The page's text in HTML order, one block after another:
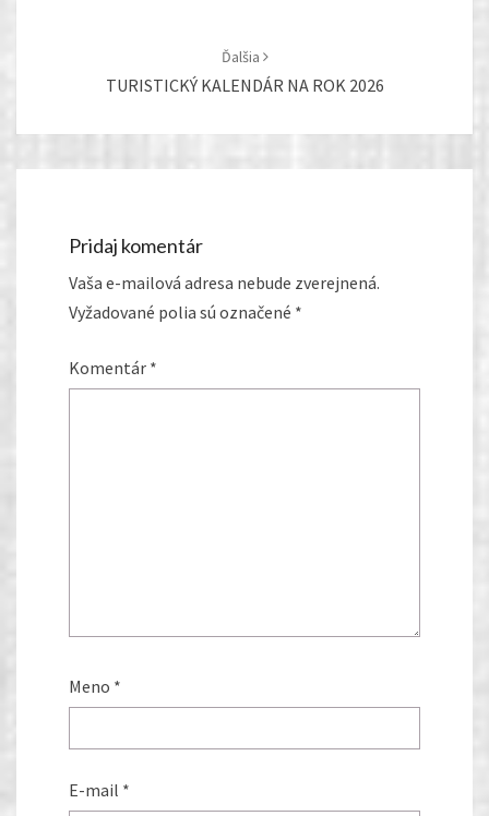
Ďalšia
TURISTICKÝ KALENDÁR NA ROK 2026
Pridaj komentár
Vaša e-mailová adresa nebude zverejnená.
Vyžadované polia sú označené *
Komentár *
Meno *
E-mail *